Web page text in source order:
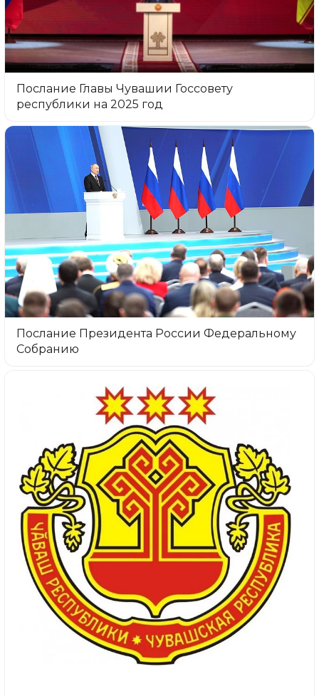
Послание Главы Чувашии Госсовету
республики на 2025 год
Послание Президента России Федеральному
Собранию